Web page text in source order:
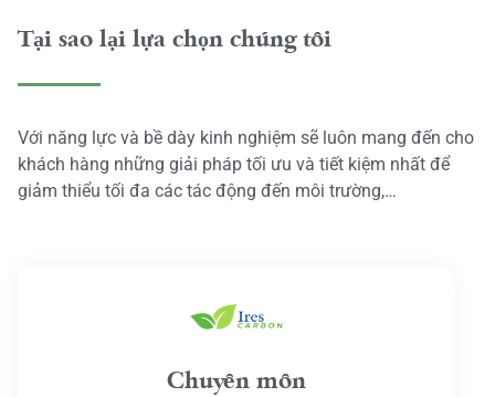
Tại sao lại lựa chọn chúng tôi
Với năng lực và bề dày kinh nghiệm sẽ luôn mang đến cho
khách hàng những giải pháp tối ưu và tiết kiệm nhất để
giảm thiểu tối đa các tác động đến môi trường,…
Chuyên môn